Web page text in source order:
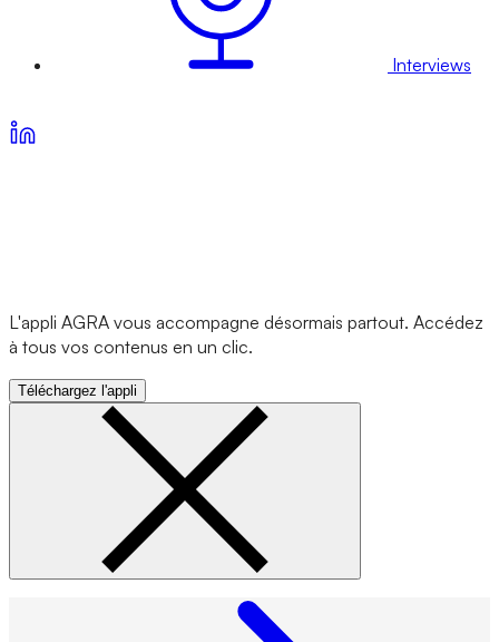
Interviews
L'appli AGRA vous accompagne désormais partout. Accédez
à tous vos contenus en un clic.
Téléchargez l'appli